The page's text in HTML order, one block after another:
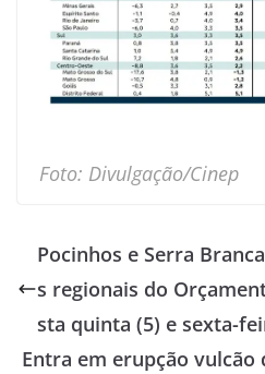
Foto: Divulgação/Cinep
Pocinhos e Serra
s regionais do
sta quinta (5) e sexta-
Entra em erupção vulcão